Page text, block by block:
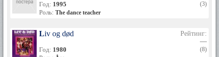
Год: 1995
Роль: The dance teacher
(3)
Liv og død
Год: 1980
Рейтинг:
—
(8)